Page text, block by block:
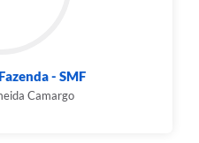
- SMF
Camargo